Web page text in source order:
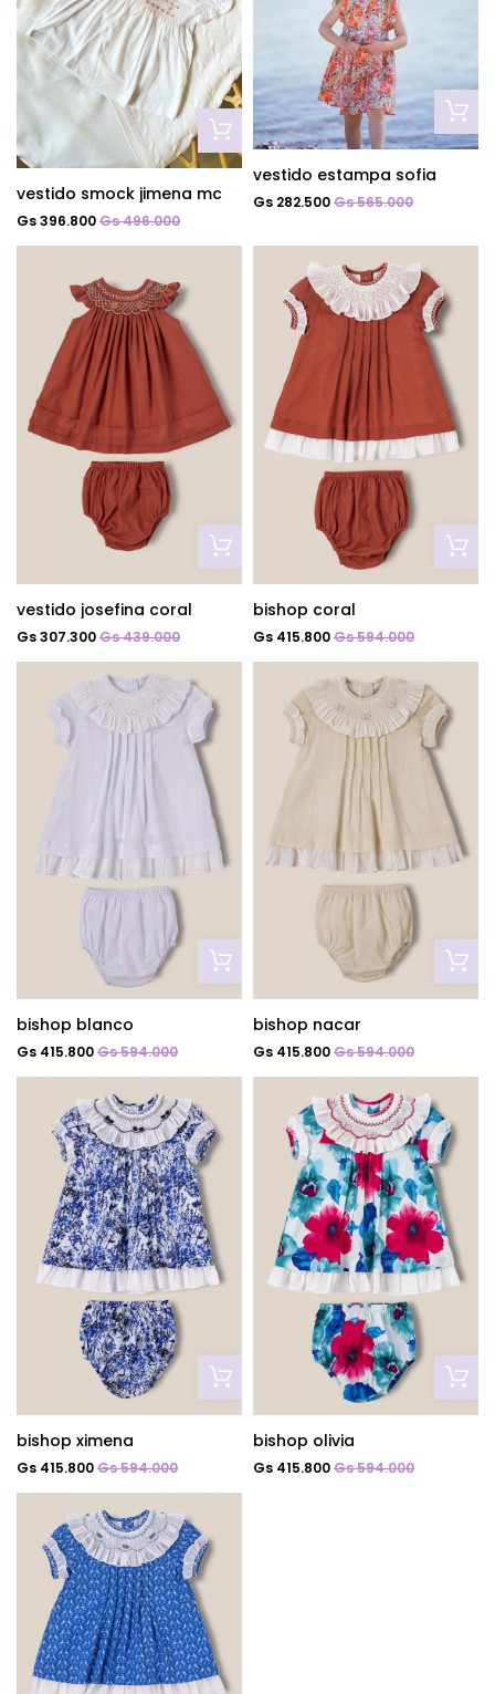
vestido smock jimena mc
Gs 396.800Gs 496.000
vestido estampa sofia
Gs 282.500Gs 565.000
vestido josefina coral
Gs 307.300Gs 439.000
bishop coral
Gs 415.800Gs 594.000
bishop blanco
Gs 415.800Gs 594.000
bishop nacar
Gs 415.800Gs 594.000
bishop ximena
Gs 415.800Gs 594.000
bishop olivia
Gs 415.800Gs 594.000